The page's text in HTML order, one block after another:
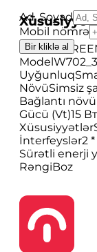
Ad, Soyad
Mobil nömrə
Bir kliklə al
Brend
Model
Uyğunluq
NövüSimsiz
Bağlantı növü
Gücü (Vt)15
Xüsusiyyətlər
İnterfeyslər2
Sürətli enerji
RəngiBoz